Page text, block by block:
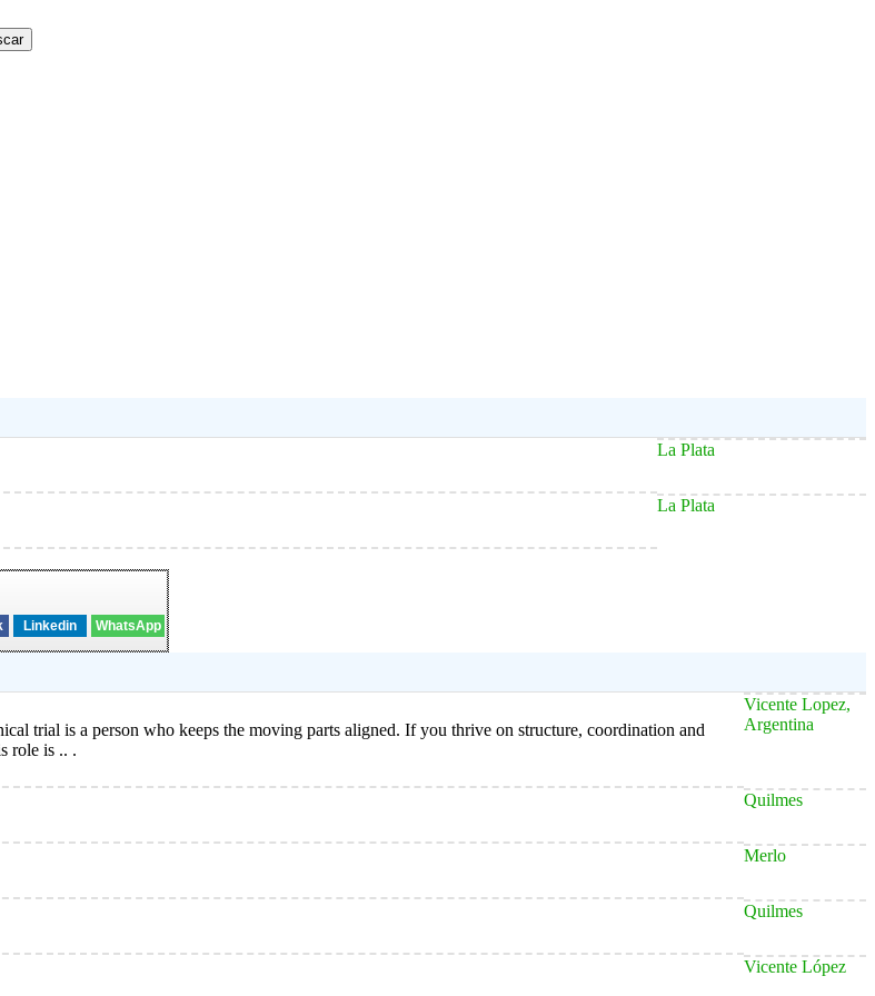
La Plata
La Plata
Linkedin WhatsApp
trial is a person who keeps the moving parts aligned. If you thrive on structure, coordination and
role is .. .
Vicente Lopez,
Argentina
Quilmes
Merlo
Quilmes
Vicente López